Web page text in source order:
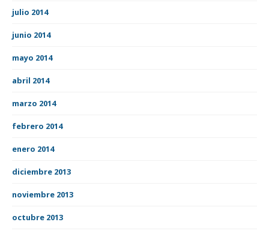
julio 2014
junio 2014
mayo 2014
abril 2014
marzo 2014
febrero 2014
enero 2014
diciembre 2013
noviembre 2013
octubre 2013